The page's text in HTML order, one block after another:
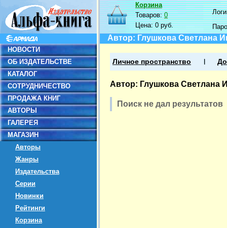
НОВОСТИ
ОБ ИЗДАТЕЛЬСТВЕ
КАТАЛОГ
СОТРУДНИЧЕСТВО
ПРОДАЖА КНИГ
АВТОРЫ
ГАЛЕРЕЯ
МАГАЗИН
Авторы
Жанры
Издательства
Серии
Новинки
Рейтинги
Корзина
Корзина
Товаров:0
Цена:0 руб.
Автор: Глушкова Светлана
Личное пространство
Автор: Глушкова Светлана
Поиск не дал результатов